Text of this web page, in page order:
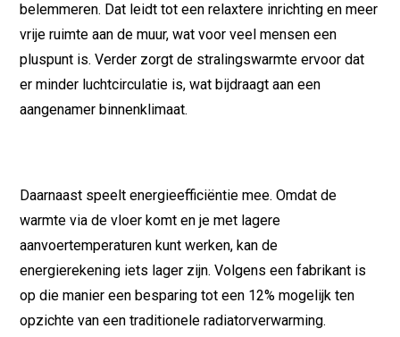
belemmeren. Dat leidt tot een relaxtere inrichting en meer
vrije ruimte aan de muur, wat voor veel mensen een
pluspunt is. Verder zorgt de stralingswarmte ervoor dat
er minder luchtcirculatie is, wat bijdraagt aan een
aangenamer binnenklimaat.
Daarnaast speelt energieefficiëntie mee. Omdat de
warmte via de vloer komt en je met lagere
aanvoertemperaturen kunt werken, kan de
energierekening iets lager zijn. Volgens een fabrikant is
op die manier een besparing tot een 12% mogelijk ten
opzichte van een traditionele radiatorverwarming.